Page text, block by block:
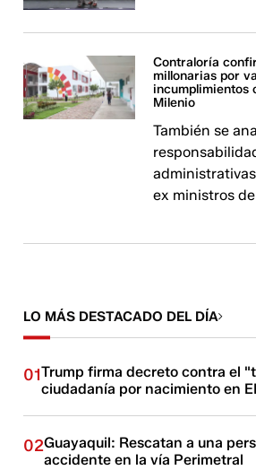
Contraloría
millonarias por
incumplimientos
Milenio
También se
ex ministros
LO MÁS DESTACADO DEL DÍA
01Trump firma decreto contra el
ciudadanía por nacimiento en
02Guayaquil: Rescatan a una
accidente en la vía Perimetral